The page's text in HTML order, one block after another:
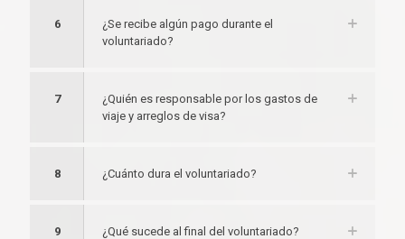
6
¿Se recibe algún pago durante el
voluntariado?
7
¿Quién es responsable por los gastos de
viaje y arreglos de visa?
8 ¿Cuánto dura el voluntariado?
9 ¿Qué sucede al final del voluntariado?